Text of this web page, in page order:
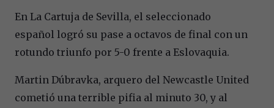
En La Cartuja de Sevilla, el seleccionado
español logró su pase a octavos de final con un
rotundo triunfo por 5-0 frente a Eslovaquia.
Martin Dúbravka, arquero del Newcastle United
cometió una terrible pifia al minuto 30, y al